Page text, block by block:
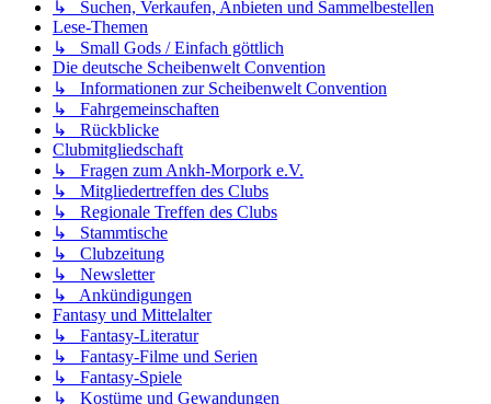
↳ Suchen, Verkaufen, Anbieten und Sammelbestellen
Lese-Themen
↳ Small Gods / Einfach göttlich
Die deutsche Scheibenwelt Convention
↳ Informationen zur Scheibenwelt Convention
↳ Fahrgemeinschaften
↳ Rückblicke
Clubmitgliedschaft
↳ Fragen zum Ankh-Morpork e.V.
↳ Mitgliedertreffen des Clubs
↳ Regionale Treffen des Clubs
↳ Stammtische
↳ Clubzeitung
↳ Newsletter
↳ Ankündigungen
Fantasy und Mittelalter
↳ Fantasy-Literatur
↳ Fantasy-Filme und Serien
↳ Fantasy-Spiele
↳ Kostüme und Gewandungen